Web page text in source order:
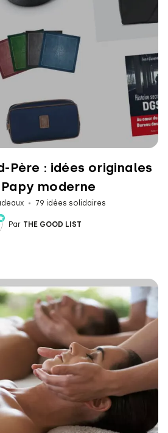
Père : idées originales
moderne
79 idées solidaires
Par THE GOOD LIST